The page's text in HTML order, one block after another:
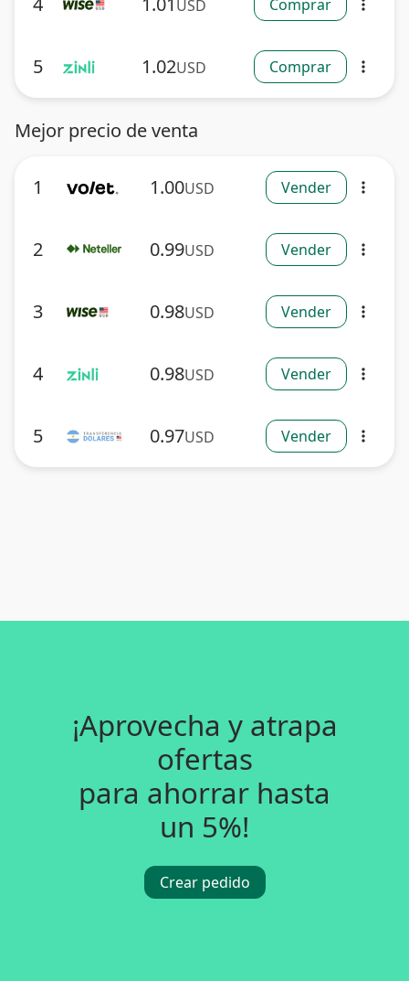
USD Comprar more_vert
5 1.02USD Comprar more_vert
Mejor precio de venta
1 1.00USD Vender more_vert
2 0.99USD Vender more_vert
3 0.98USD Vender more_vert
4 0.98USD Vender more_vert
5 0.97USD Vender more_vert
¡Aprovecha y atrapa
ofertas
para ahorrar hasta
un 5%!
Crear pedido